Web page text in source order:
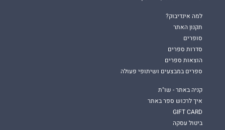
למה אינדיבוק?
תקנון האתר
סופרים
סדרות ספרים
הוצאות ספרים
ספרים במבצעים ושיתופי פעולה
קניה באתר - שו"ת
איך לרכוש ספר באתר
GIFT CARD
ביטול עסקה